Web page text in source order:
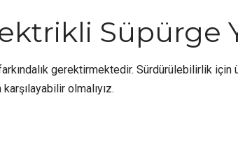
Süpürge
gerektirmektedir. Sürdürülebilirlik için
olmalıyız.